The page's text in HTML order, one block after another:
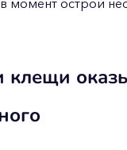
момент острой
клещи